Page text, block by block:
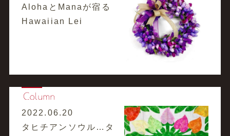
AlohaとManaが宿る
Hawaiian Lei
2022.06.20
タヒチアンソウル…タ